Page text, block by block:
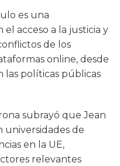
es una
acceso a la justicia y
de los
online, desde
políticas públicas
subrayó que Jean
de
en la UE,
relevantes